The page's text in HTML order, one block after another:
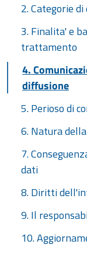
2. Categorie
3. Finalita' e
trattamento
4.
diffusione
5. Perioso di
6. Natura
7.
dati
8. Diritti
9. Il
10.